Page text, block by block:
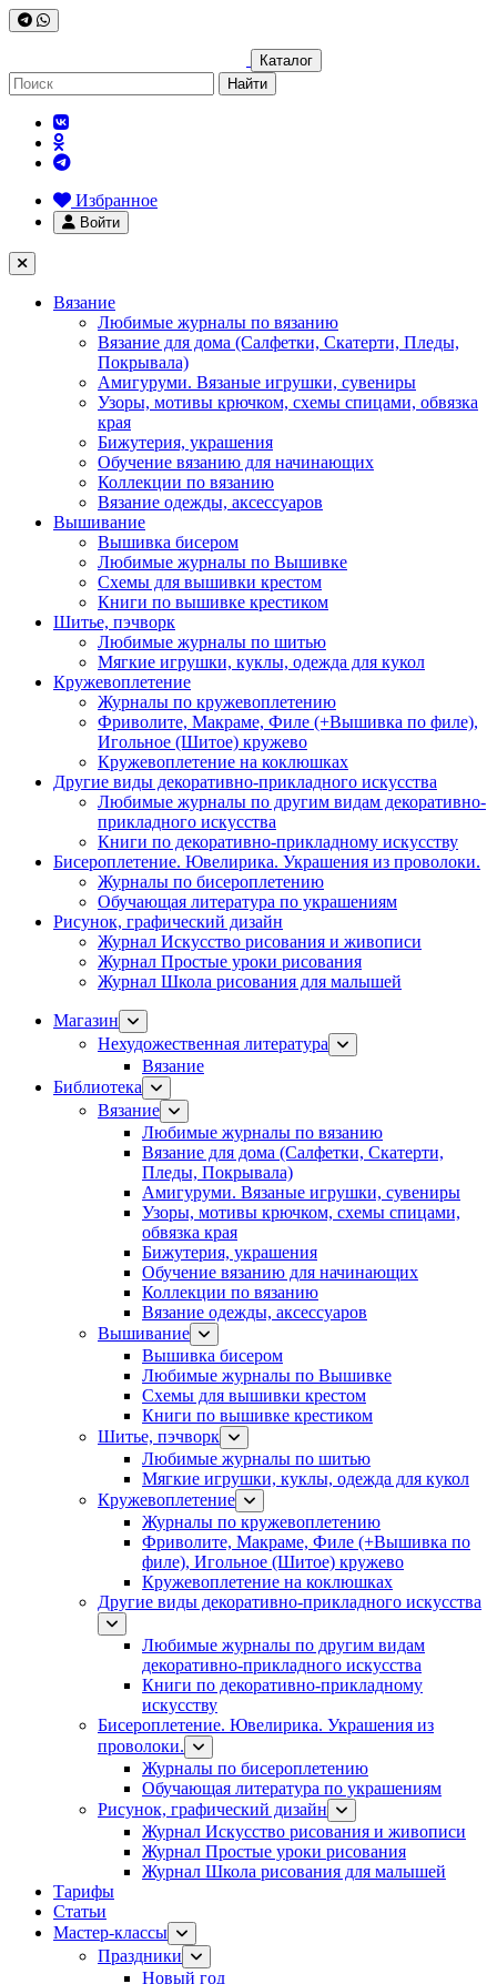
Каталог
Найти
Избранное
Войти
Вязание
Любимые журналы по вязанию
Вязание для дома (Салфетки, Скатерти, Пледы,
Покрывала)
Амигуруми. Вязаные игрушки, сувениры
Узоры, мотивы крючком, схемы спицами, обвязка
края
Бижутерия, украшения
Обучение вязанию для начинающих
Коллекции по вязанию
Вязание одежды, аксессуаров
Вышивание
Вышивка бисером
Любимые журналы по Вышивке
Схемы для вышивки крестом
Книги по вышивке крестиком
Шитье, пэчворк
Любимые журналы по шитью
Мягкие игрушки, куклы, одежда для кукол
Кружевоплетение
Журналы по кружевоплетению
Фриволите, Макраме, Филе (+Вышивка по филе),
Игольное (Шитое) кружево
Кружевоплетение на коклюшках
Другие виды декоративно-прикладного искусства
Любимые журналы по другим видам декоративно-
прикладного искусства
Книги по декоративно-прикладному искусству
Бисероплетение. Ювелирика. Украшения из проволоки.
Журналы по бисероплетению
Обучающая литература по украшениям
Рисунок, графический дизайн
Журнал Искусство рисования и живописи
Журнал Простые уроки рисования
Журнал Школа рисования для малышей
Магазин
Нехудожественная литература
Вязание
Библиотека
Вязание
Любимые журналы по вязанию
Вязание для дома (Салфетки, Скатерти,
Пледы, Покрывала)
Амигуруми. Вязаные игрушки, сувениры
Узоры, мотивы крючком, схемы спицами,
обвязка края
Бижутерия, украшения
Обучение вязанию для начинающих
Коллекции по вязанию
Вязание одежды, аксессуаров
Вышивание
Вышивка бисером
Любимые журналы по Вышивке
Схемы для вышивки крестом
Книги по вышивке крестиком
Шитье, пэчворк
Любимые журналы по шитью
Мягкие игрушки, куклы, одежда для кукол
Кружевоплетение
Журналы по кружевоплетению
Фриволите, Макраме, Филе (+Вышивка по
филе), Игольное (Шитое) кружево
Кружевоплетение на коклюшках
Другие виды декоративно-прикладного искусства
Любимые журналы по другим видам
декоративно-прикладного искусства
Книги по декоративно-прикладному
искусству
Бисероплетение. Ювелирика. Украшения из
проволоки.
Журналы по бисероплетению
Обучающая литература по украшениям
Рисунок, графический дизайн
Журнал Искусство рисования и живописи
Журнал Простые уроки рисования
Журнал Школа рисования для малышей
Тарифы
Статьи
Мастер-классы
Праздники
Новый год